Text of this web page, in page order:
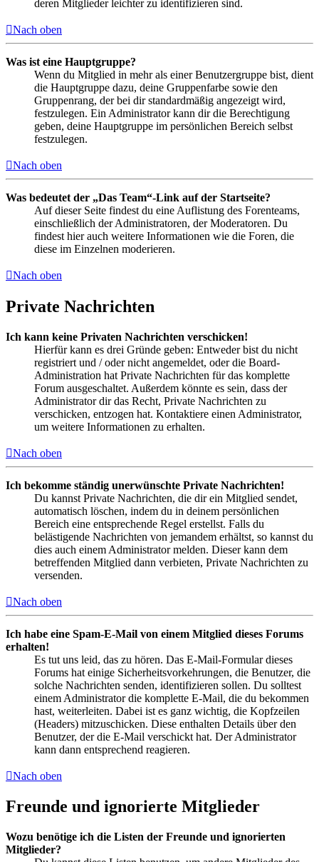
deren Mitglieder leichter zu identifizieren sind.
Nach oben
Was ist eine Hauptgruppe?
Wenn du Mitglied in mehr als einer Benutzergruppe bist, dient
die Hauptgruppe dazu, deine Gruppenfarbe sowie den
Gruppenrang, der bei dir standardmäßig angezeigt wird,
festzulegen. Ein Administrator kann dir die Berechtigung
geben, deine Hauptgruppe im persönlichen Bereich selbst
festzulegen.
Nach oben
Was bedeutet der „Das Team“-Link auf der Startseite?
Auf dieser Seite findest du eine Auflistung des Forenteams,
einschließlich der Administratoren, der Moderatoren. Du
findest hier auch weitere Informationen wie die Foren, die
diese im Einzelnen moderieren.
Nach oben
Private Nachrichten
Ich kann keine Privaten Nachrichten verschicken!
Hierfür kann es drei Gründe geben: Entweder bist du nicht
registriert und / oder nicht angemeldet, oder die Board-
Administration hat Private Nachrichten für das komplette
Forum ausgeschaltet. Außerdem könnte es sein, dass der
Administrator dir das Recht, Private Nachrichten zu
verschicken, entzogen hat. Kontaktiere einen Administrator,
um weitere Informationen zu erhalten.
Nach oben
Ich bekomme ständig unerwünschte Private Nachrichten!
Du kannst Private Nachrichten, die dir ein Mitglied sendet,
automatisch löschen, indem du in deinem persönlichen
Bereich eine entsprechende Regel erstellst. Falls du
belästigende Nachrichten von jemandem erhältst, so kannst du
dies auch einem Administrator melden. Dieser kann dem
betreffenden Mitglied dann verbieten, Private Nachrichten zu
versenden.
Nach oben
Ich habe eine Spam-E-Mail von einem Mitglied dieses Forums
erhalten!
Es tut uns leid, das zu hören. Das E-Mail-Formular dieses
Forums hat einige Sicherheitsvorkehrungen, die Benutzer, die
solche Nachrichten senden, identifizieren sollen. Du solltest
einem Administrator die komplette E-Mail, die du bekommen
hast, weiterleiten. Dabei ist es ganz wichtig, die Kopfzeilen
(Headers) mitzuschicken. Diese enthalten Details über den
Benutzer, der die E-Mail verschickt hat. Der Administrator
kann dann entsprechend reagieren.
Nach oben
Freunde und ignorierte Mitglieder
Wozu benötige ich die Listen der Freunde und ignorierten
Mitglieder?